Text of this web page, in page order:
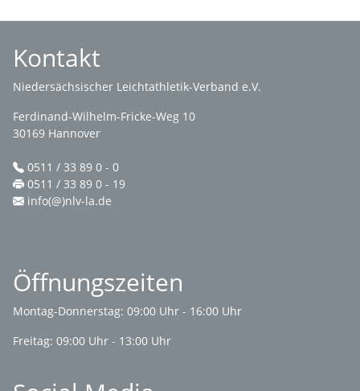
Kontakt
Niedersächsischer Leichtathletik-Verband e.V.
Ferdinand-Wilhelm-Fricke-Weg 10
30169 Hannover
0511 / 33 89 0 - 0
0511 / 33 89 0 - 19
info(@)nlv-la.de
Öffnungszeiten
Montag-Donnerstag: 09:00 Uhr - 16:00 Uhr
Freitag: 09:00 Uhr - 13:00 Uhr